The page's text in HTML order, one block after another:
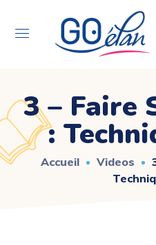
3 – Faire
:
Accueil Videos